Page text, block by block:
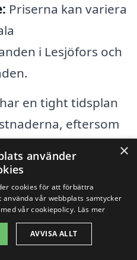
Priserna kan variera
i Lesjöfors och
en tight tidsplan
eftersom
framför andra.
En mer
kan ta ut
erbjuder ofta en
×
använder
cookies för att förbättra
vår webbplats samtycker
vår cookiepolicy. Läs mer
AVVISA ALLT